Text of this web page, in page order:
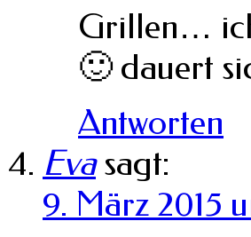
Grillen… ich
🙂 dauert
Antworten
Eva sagt:
9. März 2015